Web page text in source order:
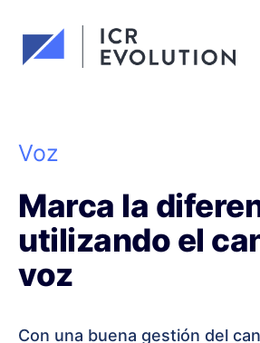
Voz
Marca la
utilizando el
voz
Con una buena gestión del